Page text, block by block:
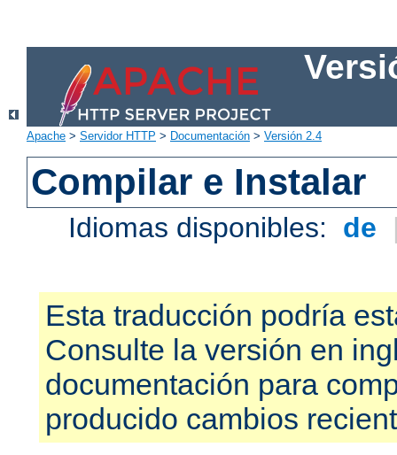
Apache > Servidor HTTP > Documentación > Versión 2.4
Compilar e Instalar
Idiomas disponibles: de
Esta traducción podría
Consulte la versión en
documentación para
producido cambios